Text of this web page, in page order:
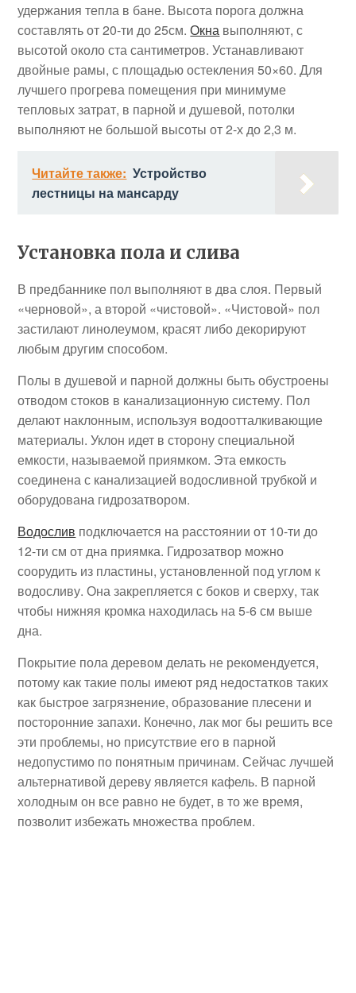
удержания тепла в бане. Высота порога должна
составлять от 20-ти до 25см.Окна выполняют, с
высотой около ста сантиметров. Устанавливают
двойные рамы, с площадью остекления 50×60. Для
лучшего прогрева помещения при минимуме
тепловых затрат, в парной и душевой, потолки
выполняют не большой высоты от 2-х до 2,3 м.
Читайте также: Устройство
лестницы на мансарду
Установка пола и слива
В предбаннике пол выполняют в два слоя. Первый
«черновой», а второй «чистовой». «Чистовой» пол
застилают линолеумом, красят либо декорируют
любым другим способом.
Полы в душевой и парной должны быть обустроены
отводом стоков в канализационную систему. Пол
делают наклонным, используя водоотталкивающие
материалы. Уклон идет в сторону специальной
емкости, называемой приямком. Эта емкость
соединена с канализацией водосливной трубкой и
оборудована гидрозатвором.
Водослив подключается на расстоянии от 10-ти до
12-ти см от дна приямка. Гидрозатвор можно
соорудить из пластины, установленной под углом к
водосливу. Она закрепляется с боков и сверху, так
чтобы нижняя кромка находилась на 5-6 см выше
дна.
Покрытие пола деревом делать не рекомендуется,
потому как такие полы имеют ряд недостатков таких
как быстрое загрязнение, образование плесени и
посторонние запахи. Конечно, лак мог бы решить все
эти проблемы, но присутствие его в парной
недопустимо по понятным причинам. Сейчас лучшей
альтернативой дереву является кафель. В парной
холодным он все равно не будет, в то же время,
позволит избежать множества проблем.